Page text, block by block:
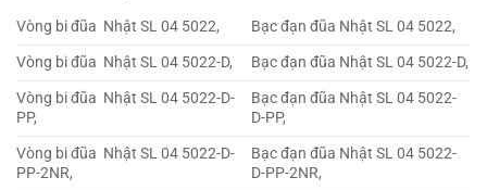
Vòng bi đũa Nhật SL 04 5022,
Bạc đạn đũa Nhật SL 04 5022,
Vòng bi đũa Nhật SL 04 5022-D,
Bạc đạn đũa Nhật SL 04 5022-D,
Vòng bi đũa Nhật SL 04 5022-D-
PP,
Bạc đạn đũa Nhật SL 04 5022-
D-PP,
Vòng bi đũa Nhật SL 04 5022-D-
PP-2NR,
Bạc đạn đũa Nhật SL 04 5022-
D-PP-2NR,